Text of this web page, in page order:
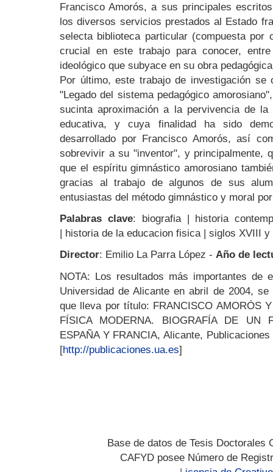
Francisco Amorós, a sus principales
los diversos servicios prestados al Estado
selecta biblioteca particular (compuesta por
crucial en este trabajo para conocer,
ideológico que subyace en su obra
Por último, este trabajo de investigación se
"Legado del sistema pedagógico
sucinta aproximación a la pervivencia de
educativa, y cuya finalidad ha sido
desarrollado por Francisco Amorós, así
sobrevivir a su "inventor", y principalmente,
que el espíritu gimnástico amorosiano
gracias al trabajo de algunos de sus
entusiastas del método gimnástico y moral
Palabras clave: biografia | historia
| historia de la educacion fisica | siglos XVIII
Director: Emilio La Parra López - Año de
NOTA: Los resultados más importantes de
Universidad de Alicante en abril de 2004,
que lleva por título: FRANCISCO AMORÓS
FÍSICA MODERNA. BIOGRAFÍA DE UN
ESPAÑA Y FRANCIA, Alicante,
[http://publicaciones.ua.es]
Base de datos de Tesis Doctorales
CAFYD posee Número de